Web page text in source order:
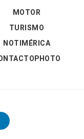
MOTOR
TURISMO
NOTIMÉRICA